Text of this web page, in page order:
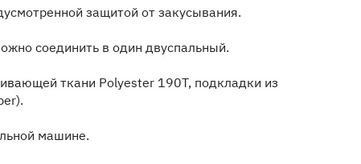
защитой от закусывания.
соединить в один двуспальный.
ткани Polyester 190T, подкладки из
машине.